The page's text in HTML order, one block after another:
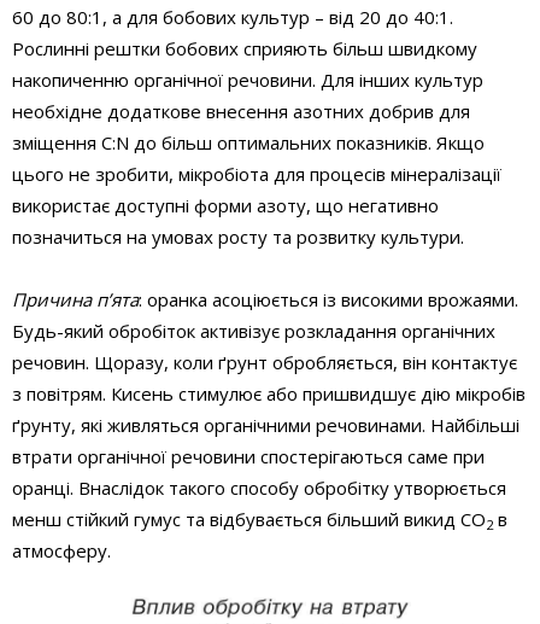
60 до 80:1, а для бобових культур – від 20 до 40:1.
Рослинні рештки бобових сприяють більш швидкому
накопиченню органічної речовини. Для інших культур
необхідне додаткове внесення азотних добрив для
зміщення С:N до більш оптимальних показників. Якщо
цього не зробити, мікробіота для процесів мінералізації
використає доступні форми азоту, що негативно
позначиться на умовах росту та розвитку культури.
Причина п’ята: оранка асоціюється із високими врожаями.
Будь-який обробіток активізує розкладання органічних
речовин. Щоразу, коли ґрунт обробляється, він контактує
з повітрям. Кисень стимулює або пришвидшує дію мікробів
ґрунту, які живляться органічними речовинами. Найбільші
втрати органічної речовини спостерігаються саме при
оранці. Внаслідок такого способу обробітку утворюється
менш стійкий гумус та відбувається більший викид СО2 в
атмосферу.